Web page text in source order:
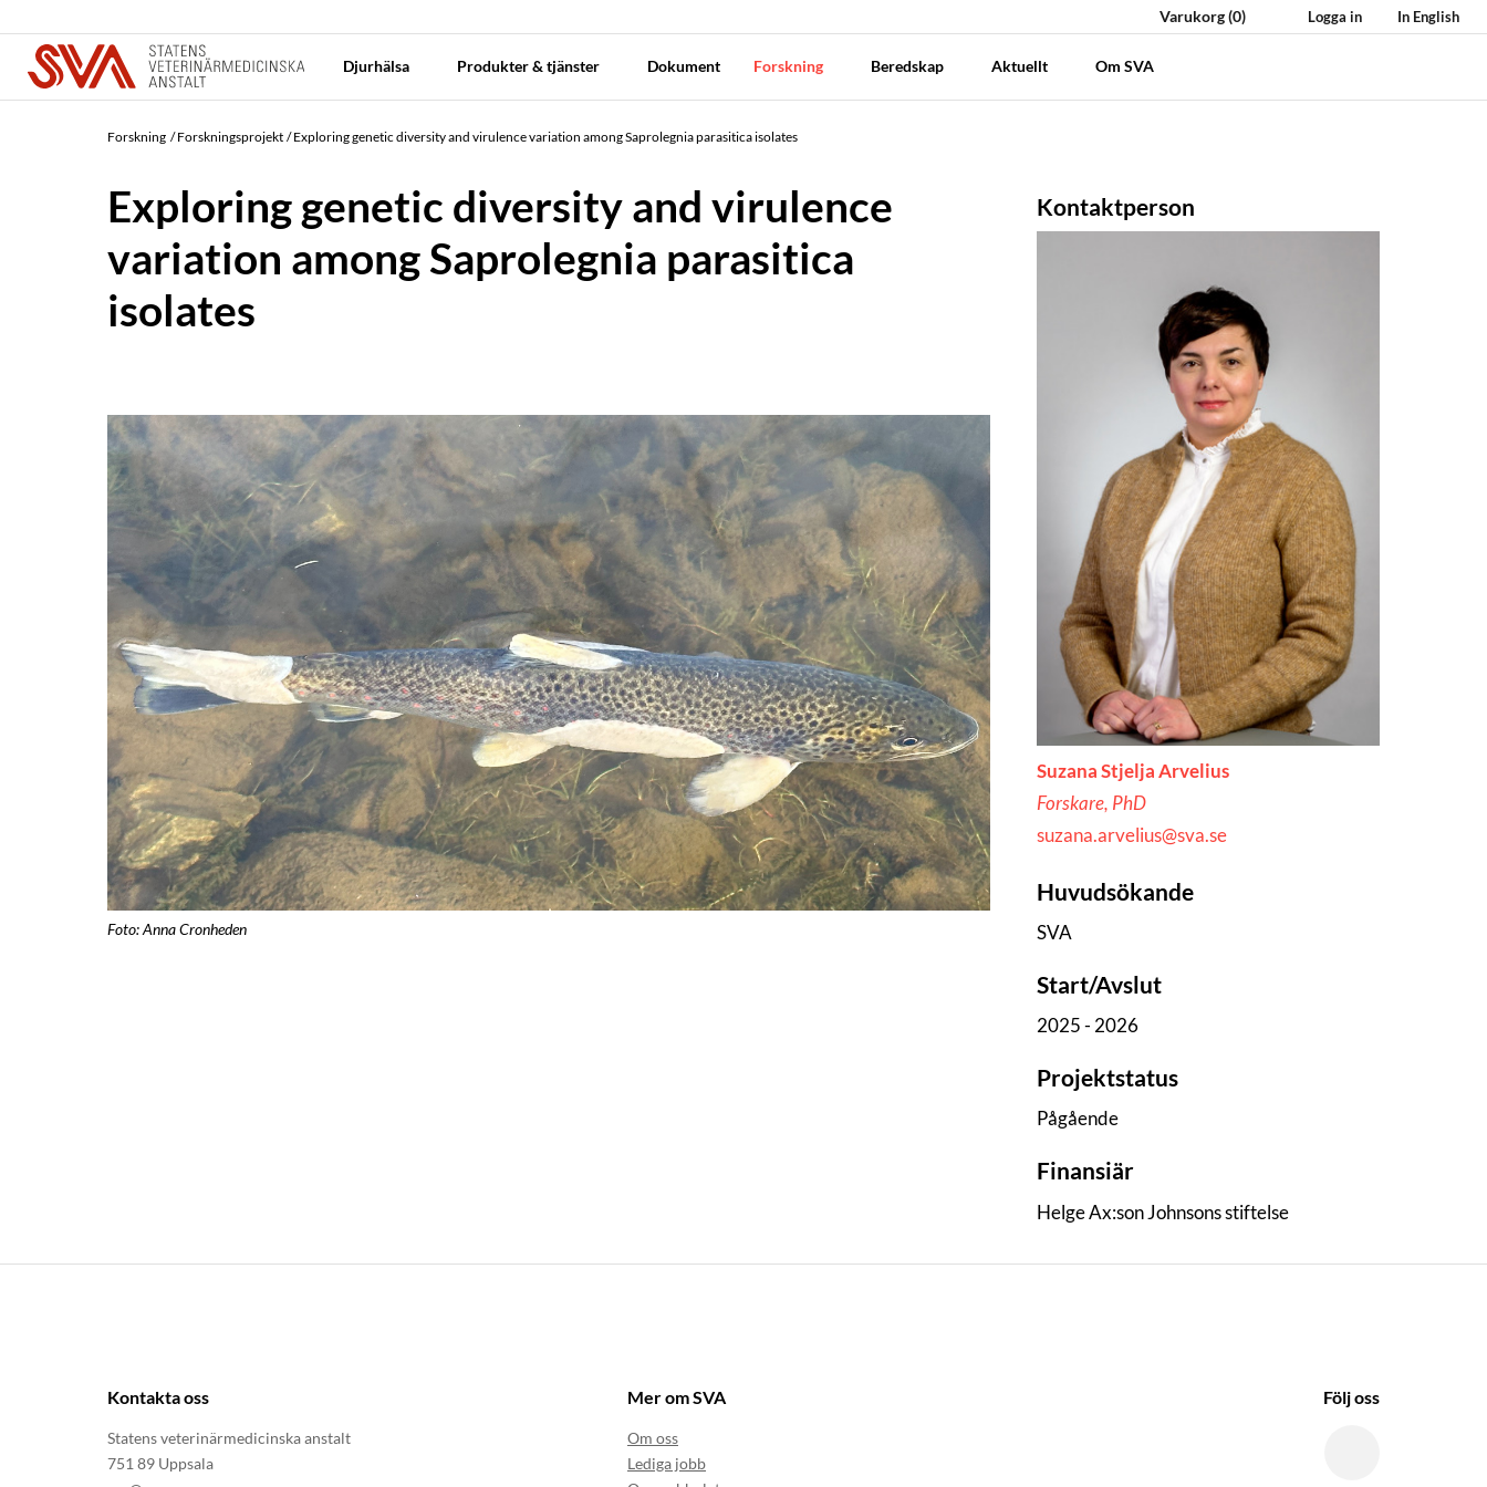
Varukorg(0) Logga in In English
Djurhälsa Produkter & tjänster Dokument Forskning Beredskap Aktuellt Om SVA
Forskning Forskningsprojekt Exploring genetic diversity and virulence variation among Saprolegnia parasitica isolates
Exploring genetic diversity and virulence
variation among Saprolegnia parasitica
isolates
Foto: Anna Cronheden
Kontaktperson
Suzana Stjelja Arvelius
Forskare, PhD
suzana.arvelius@sva.se
Huvudsökande
SVA
Start/Avslut
2025 - 2026
Projektstatus
Pågående
Finansiär
Helge Ax:son Johnsons stiftelse
Kontakta oss
Statens veterinärmedicinska anstalt
751 89 Uppsala
Mer om SVA
Om oss
Lediga jobb
Följ oss